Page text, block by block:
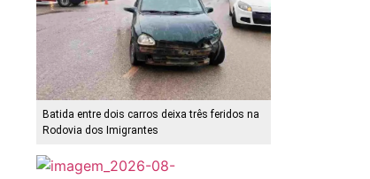
Batida entre dois carros deixa três feridos na
Rodovia dos Imigrantes